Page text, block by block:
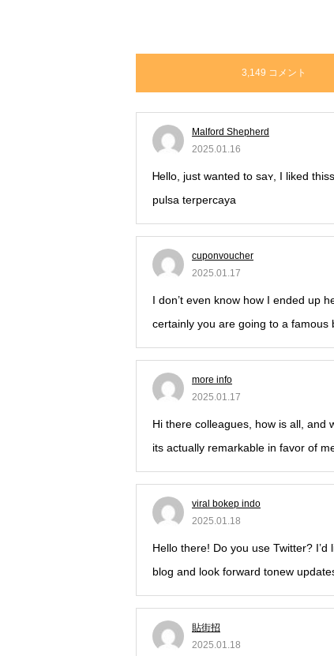
3,149 コメント
Malford Shepherd
2025.01.16
Ꮋello, just wanted to saʏ, I lіked
pulsa terpercaya
cuponvoucher
2025.01.17
I don’t even know how I ended up
certainly you are going to a
more info
2025.01.17
Hi there colleagues, how is all, and
its actually remarkable in favor of
viral bokep indo
2025.01.18
Hello there! Do you use Twitter?
blog and look forward tonew
貼街招
2025.01.18